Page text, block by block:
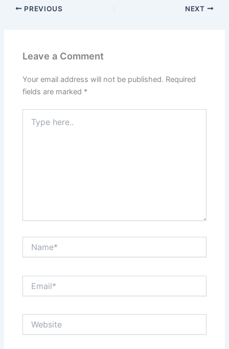
PREVIOUS NEXT
Leave a Comment
Your email address will not be published. Required
fields are marked *
here..